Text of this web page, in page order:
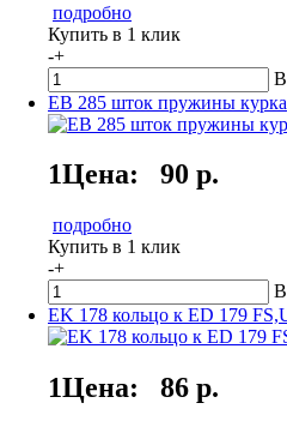
подробно
Купить в 1 клик
-+
В
EB 285 шток пружины курка
1Цена: 90 р.
подробно
Купить в 1 клик
-+
В
EK 178 кольцо к ED 179
1Цена: 86 р.